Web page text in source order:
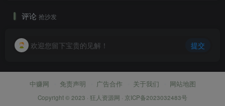
评论 抢沙发
欢迎您留下宝贵的见解！ 提交
中赚网 免责声明 广告合作 关于我们 网站地图
Copyright © 2023 · 狂人资源网 · 京ICP备2023032483号